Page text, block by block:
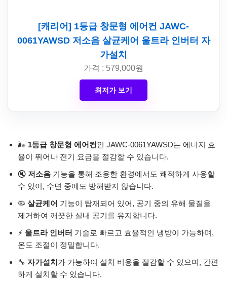
[캐리어] 1등급 창문형 에어컨 JAWC-
0061YAWSD 저소음 살균케어 울트라 인버터 자
가설치
가격 : 579,000원
최저가 보기
🌬️ 1등급 창문형 에어컨인 JAWC-0061YAWSD는 에너지 효
율이 뛰어나 전기 요금을 절감할 수 있습니다.
🔇 저소음 기능을 통해 조용한 환경에서도 쾌적하게 사용할
수 있어, 수면 중에도 방해받지 않습니다.
🦠 살균케어 기능이 탑재되어 있어, 공기 중의 유해 물질을
제거하여 깨끗한 실내 공기를 유지합니다.
⚡ 울트라 인버터 기술로 빠르고 효율적인 냉방이 가능하며,
온도 조절이 정밀합니다.
🔧 자가설치가 가능하여 설치 비용을 절감할 수 있으며, 간편
하게 설치할 수 있습니다.